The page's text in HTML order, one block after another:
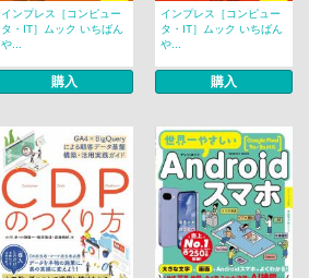
インプレス［コンピュー
タ・IT］ムック いちばん
や...
購入
インプレス［コンピュー
タ・IT］ムック いちばん
や...
購入